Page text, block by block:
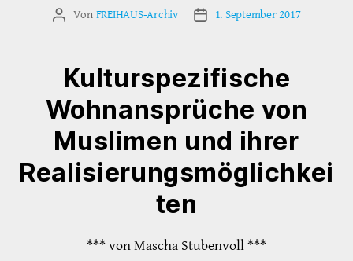
Beitragsautor
Von FREIHAUS-Archiv Veröffentlichungsdatum
1. September 2017
Kulturspezifische
Wohnansprüche von
Muslimen und ihrer
Realisierungsmöglichkei
ten
*** von Mascha Stubenvoll ***